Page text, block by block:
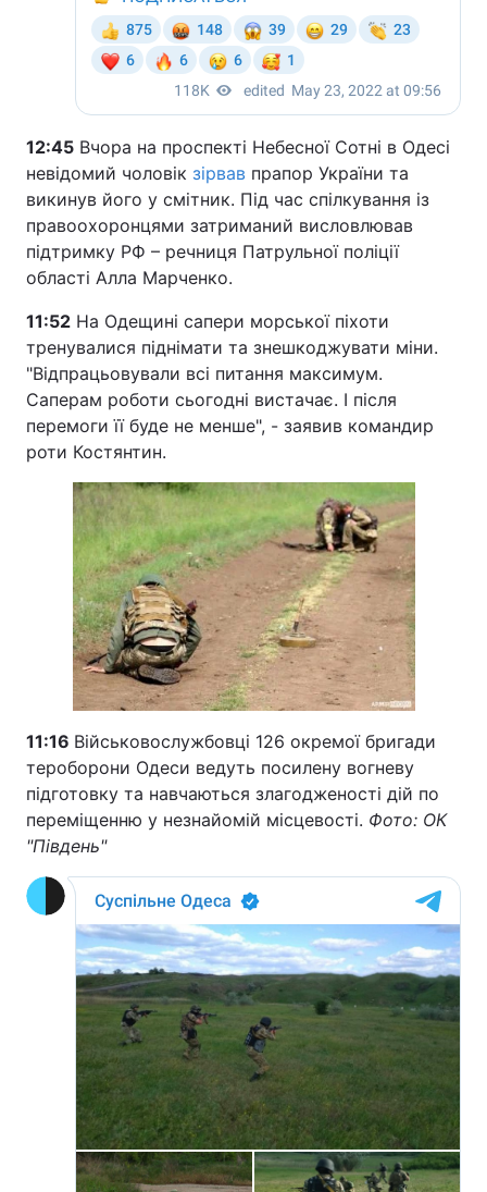
12:45 Вчора на проспекті Небесної Сотні в Одесі
невідомий чоловік зірвав прапор України та
викинув його у смітник. Під час спілкування із
правоохоронцями затриманий висловлював
підтримку РФ – речниця Патрульної поліції
області Алла Марченко.
11:52 На Одещині сапери морської піхоти
тренувалися піднімати та знешкоджувати міни.
"Відпрацьовували всі питання максимум.
Саперам роботи сьогодні вистачає. І після
перемоги її буде не менше", - заявив командир
роти Костянтин.
11:16 Військовослужбовці 126 окремої бригади
тероборони Одеси ведуть посилену вогневу
підготовку та навчаються злагодженості дій по
переміщенню у незнайомій місцевості. Фото: ОК
"Південь"